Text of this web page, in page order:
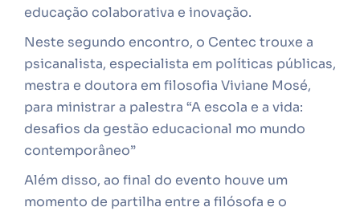
educação colaborativa e inovação.
Neste segundo encontro, o Centec trouxe a
psicanalista, especialista em políticas públicas,
mestra e doutora em filosofia Viviane Mosé,
para ministrar a palestra “A escola e a vida:
desafios da gestão educacional mo mundo
contemporâneo”
Além disso, ao final do evento houve um
momento de partilha entre a filósofa e o